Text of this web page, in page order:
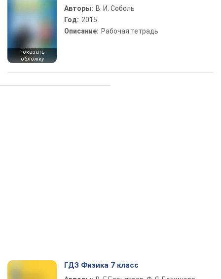
показать
обложку
Авторы: В. И. Соболь
Год: 2015
Описание: Рабочая тетрадь
ГДЗ Физика 7 класс